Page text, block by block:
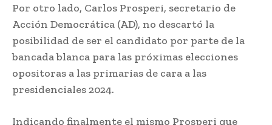
Por otro lado, Carlos Prosperi, secretario de
Acción Democrática (AD), no descartó la
posibilidad de ser el candidato por parte de la
bancada blanca para las próximas elecciones
opositoras a las primarias de cara a las
presidenciales 2024.
Indicando finalmente el mismo Prosperi que